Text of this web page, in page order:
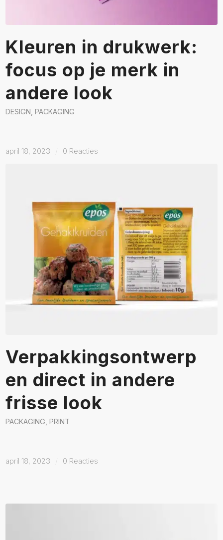
Kleuren in drukwerk:
focus op je merk in
andere look
DESIGN ,PACKAGING
april 18, 2023 0 Reacties
Verpakkingsontwerp
en direct in andere
frisse look
PACKAGING,PRINT
april 18, 2023 0 Reacties